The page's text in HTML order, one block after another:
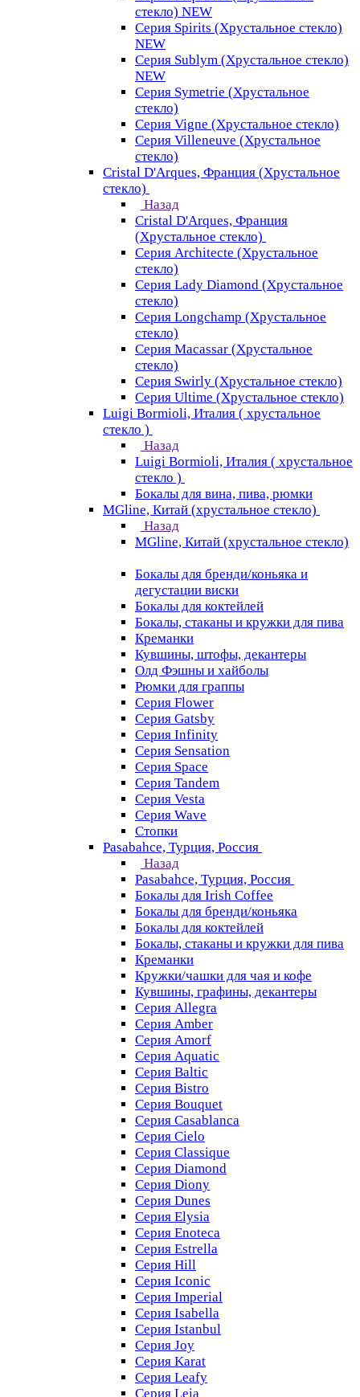
стекло) NEW
Серия Spirits (Хрустальное стекло)
NEW
Серия Sublym (Хрустальное стекло)
NEW
Серия Symetrie (Хрустальное
стекло)
Серия Vigne (Хрустальное стекло)
Серия Villeneuve (Хрустальное
стекло)
Cristal D'Arques, Франция (Хрустальное
стекло)
Назад
Cristal D'Arques, Франция
(Хрустальное стекло)
Серия Architecte (Хрустальное
стекло)
Серия Lady Diamond (Хрустальное
стекло)
Серия Longchamp (Хрустальное
стекло)
Серия Macassar (Хрустальное
стекло)
Серия Swirly (Хрустальное стекло)
Серия Ultime (Хрустальное стекло)
Luigi Bormioli, Италия ( хрустальное
стекло )
Назад
Luigi Bormioli, Италия ( хрустальное
стекло )
Бокалы для вина, пива, рюмки
MGline, Китай (хрустальное стекло)
Назад
MGline, Китай (хрустальное стекло)
Бокалы для бренди/коньяка и
дегустации виски
Бокалы для коктейлей
Бокалы, стаканы и кружки для пива
Креманки
Кувшины, штофы, декантеры
Олд Фэшны и хайболы
Рюмки для граппы
Серия Flower
Серия Gatsby
Серия Infinity
Серия Sensation
Серия Space
Серия Tandem
Серия Vesta
Серия Wave
Стопки
Pasabahce, Турция, Россия
Назад
Pasabahce, Турция, Россия
Бокалы для Irish Coffee
Бокалы для бренди/коньяка
Бокалы для коктейлей
Бокалы, стаканы и кружки для пива
Креманки
Кружки/чашки для чая и кофе
Кувшины, графины, декантеры
Серия Allegra
Серия Amber
Серия Amorf
Серия Aquatic
Серия Baltic
Серия Bistro
Серия Bouquet
Серия Casablanсa
Серия Cielo
Серия Classique
Серия Diamond
Серия Diony
Серия Dunes
Серия Elysia
Серия Enoteca
Серия Estrella
Серия Hill
Серия Iconic
Серия Imperial
Серия Isabella
Серия Istanbul
Серия Joy
Серия Karat
Серия Leafy
Серия Leia